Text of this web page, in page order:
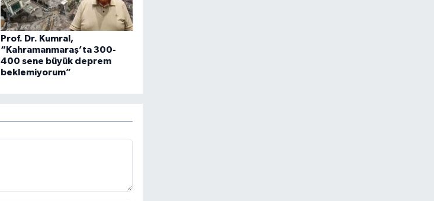
Prof. Dr. Kumral,
“Kahramanmaraş’ta 300-
400 sene büyük deprem
beklemiyorum”